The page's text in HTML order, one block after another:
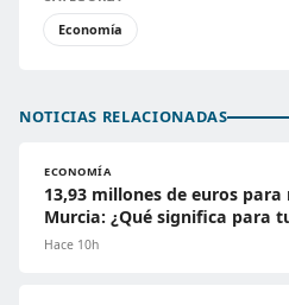
Economía
NOTICIAS RELACIONADAS
ECONOMÍA
13,93 millones de euros
Murcia: ¿Qué significa para
Hace 10h